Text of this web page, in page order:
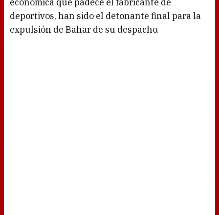
económica que padece el fabricante de
deportivos, han sido el detonante final para la
expulsión de Bahar de su despacho.